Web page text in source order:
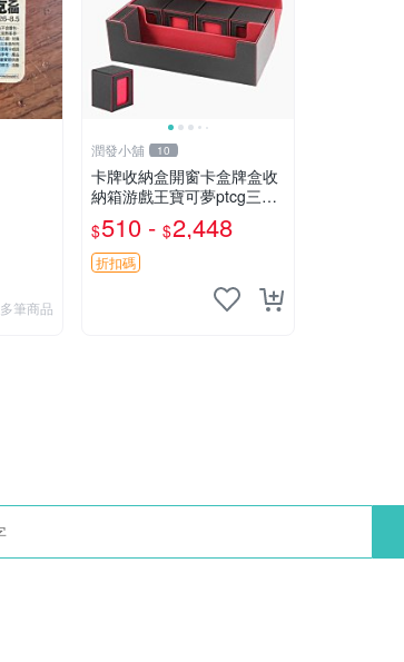
多筆商品
潤發小舖 10
卡牌收納盒開窗卡盒牌盒收
納箱游戲王寶可夢ptcg三國
殺海賊王dtcg
$510 - $2,448
折扣碼